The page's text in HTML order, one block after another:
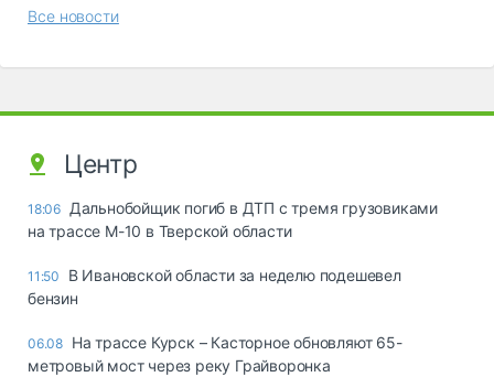
Все новости
Центр
18:06 Дальнобойщик погиб в ДТП с тремя грузовиками
на трассе М-10 в Тверской области
11:50
В Ивановской области за неделю подешевел
бензин
06.08 На трассе Курск – Касторное обновляют 65-
метровый мост через реку Грайворонка